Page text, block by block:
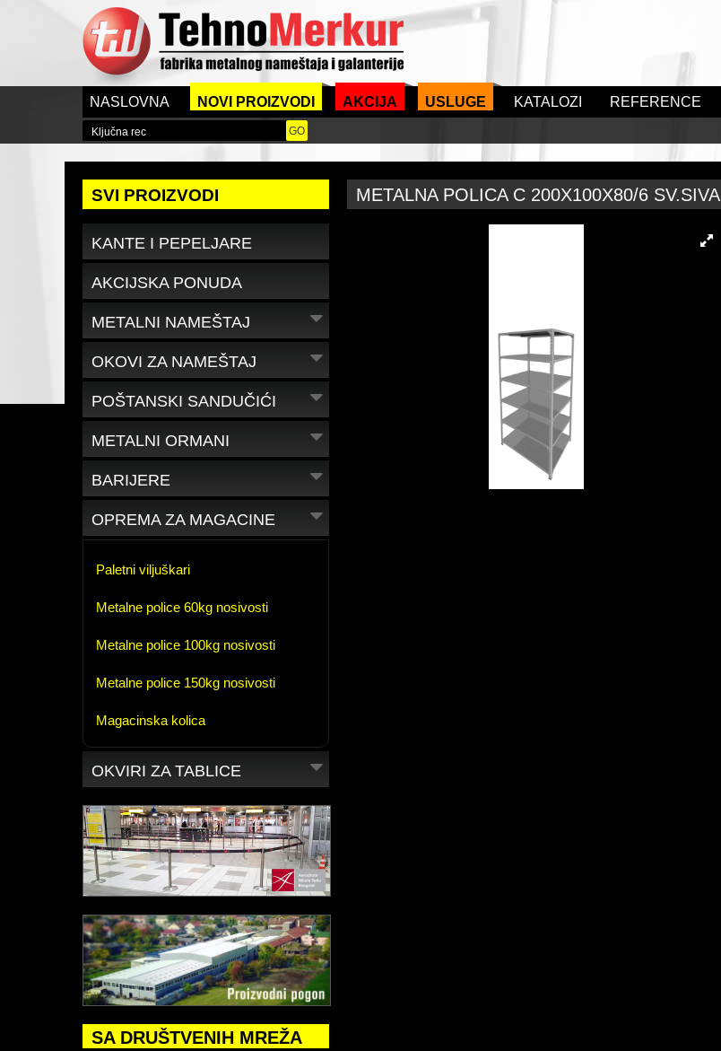
NASLOVNA NOVI PROIZVODI AKCIJA USLUGE KATALOZI REFERENCE
SVI PROIZVODI
KANTE I PEPELJARE
AKCIJSKA PONUDA
METALNI NAMEŠTAJ
OKOVI ZA NAMEŠTAJ
POŠTANSKI SANDUČIĆI
METALNI ORMANI
BARIJERE
OPREMA ZA MAGACINE
Paletni viljuškari
Metalne police 60kg nosivosti
Metalne police 100kg nosivosti
Metalne police 150kg nosivosti
Magacinska kolica
OKVIRI ZA TABLICE
SA DRUŠTVENIH MREŽA
METALNA POLICA C 200X100X80/6 SV.SIVA